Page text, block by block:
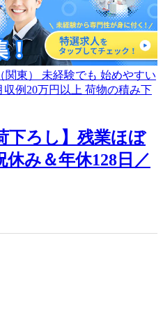
下ろし】残業ほぼ
み＆年休128日／